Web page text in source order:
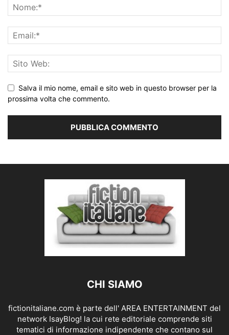
Salva il mio nome, email e sito web in questo browser per la
prossima volta che commento.
CHI SIAMO
fictionitaliane.com è parte dell' AREA ENTERTAINMENT del
network IsayBlog! la cui rete editoriale comprende siti
tematici di informazione indipendente che contano sul